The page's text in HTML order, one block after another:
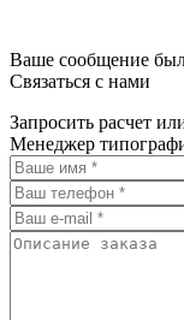
Ваше сообщение
Связаться с нами
Запросить расчет
Менеджер